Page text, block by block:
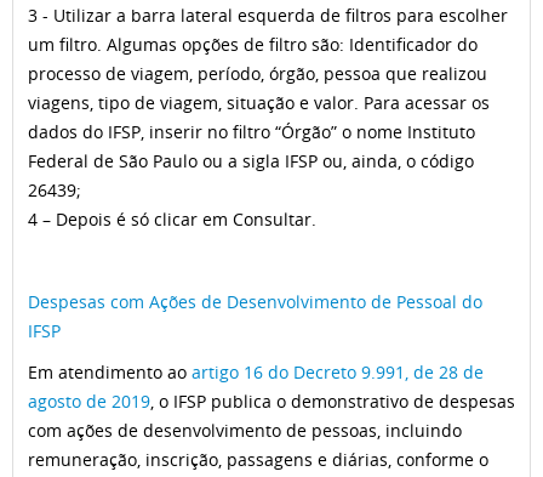
3 - Utilizar a barra lateral esquerda de filtros para escolher
um filtro. Algumas opções de filtro são: Identificador do
processo de viagem, período, órgão, pessoa que realizou
viagens, tipo de viagem, situação e valor. Para acessar os
dados do IFSP, inserir no filtro “Órgão” o nome Instituto
Federal de São Paulo ou a sigla IFSP ou, ainda, o código
26439;
4 – Depois é só clicar em Consultar.
Despesas com Ações de Desenvolvimento de Pessoal do
IFSP
Em atendimento ao artigo 16 do Decreto 9.991, de 28 de
agosto de 2019, o IFSP publica o demonstrativo de despesas
com ações de desenvolvimento de pessoas, incluindo
remuneração, inscrição, passagens e diárias, conforme o